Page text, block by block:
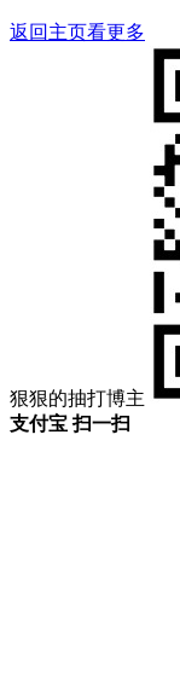
返回主页看更多
狠狠的抽打博主
支付宝 扫一扫